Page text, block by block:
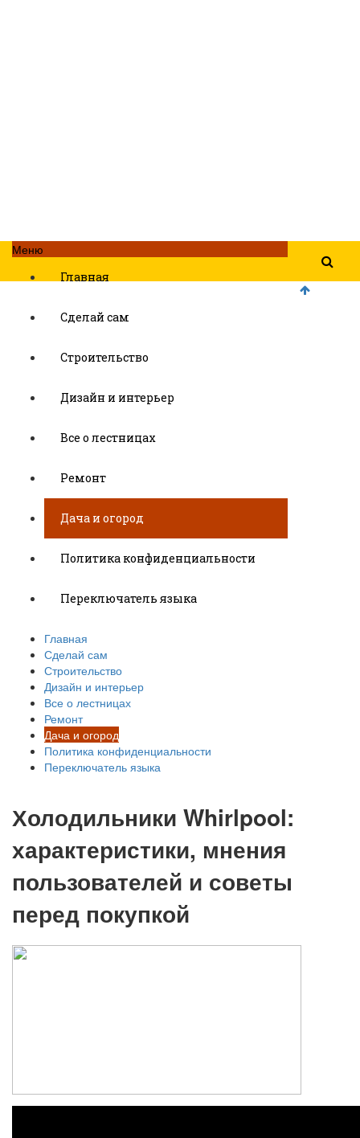
Меню
Главная
Сделай сам
Строительство
Дизайн и интерьер
Все о лестницах
Ремонт
Дача и огород
Политика конфиденциальности
Переключатель языка
Главная
Сделай сам
Строительство
Дизайн и интерьер
Все о лестницах
Ремонт
Дача и огород
Политика конфиденциальности
Переключатель языка
Холодильники Whirlpool:
характеристики, мнения
пользователей и советы
перед покупкой